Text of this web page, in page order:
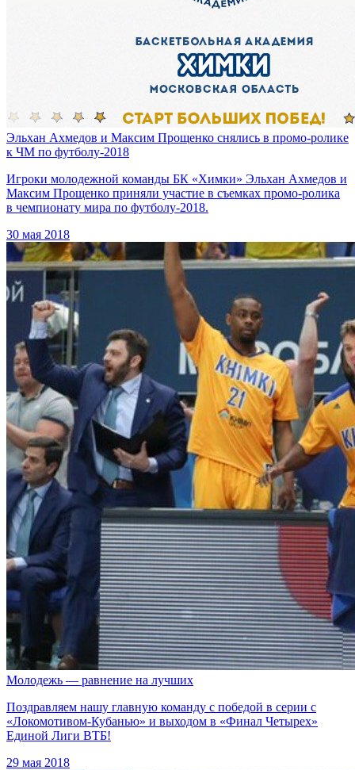
Эльхан Ахмедов и Максим Прощенко снялись в промо-ролике
к ЧМ по футболу-2018
Игроки молодежной команды БК «Химки» Эльхан Ахмедов и
Максим Прощенко приняли участие в съемках промо-ролика
в чемпионату мира по футболу-2018.
30 мая 2018
Молодежь — равнение на лучших
Поздравляем нашу главную команду с победой в серии с
«Локомотивом-Кубанью» и выходом в «Финал Четырех»
Единой Лиги ВТБ!
29 мая 2018